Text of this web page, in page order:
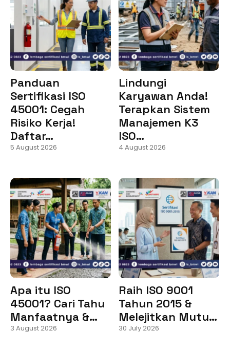
Panduan
Sertifikasi ISO
45001: Cegah
Risiko Kerja!
Daftar…
5 August 2026
Lindungi
Karyawan Anda!
Terapkan Sistem
Manajemen K3
ISO…
4 August 2026
Apa itu ISO
45001? Cari Tahu
Manfaatnya &…
3 August 2026
Raih ISO 9001
Tahun 2015 &
Melejitkan Mutu…
30 July 2026